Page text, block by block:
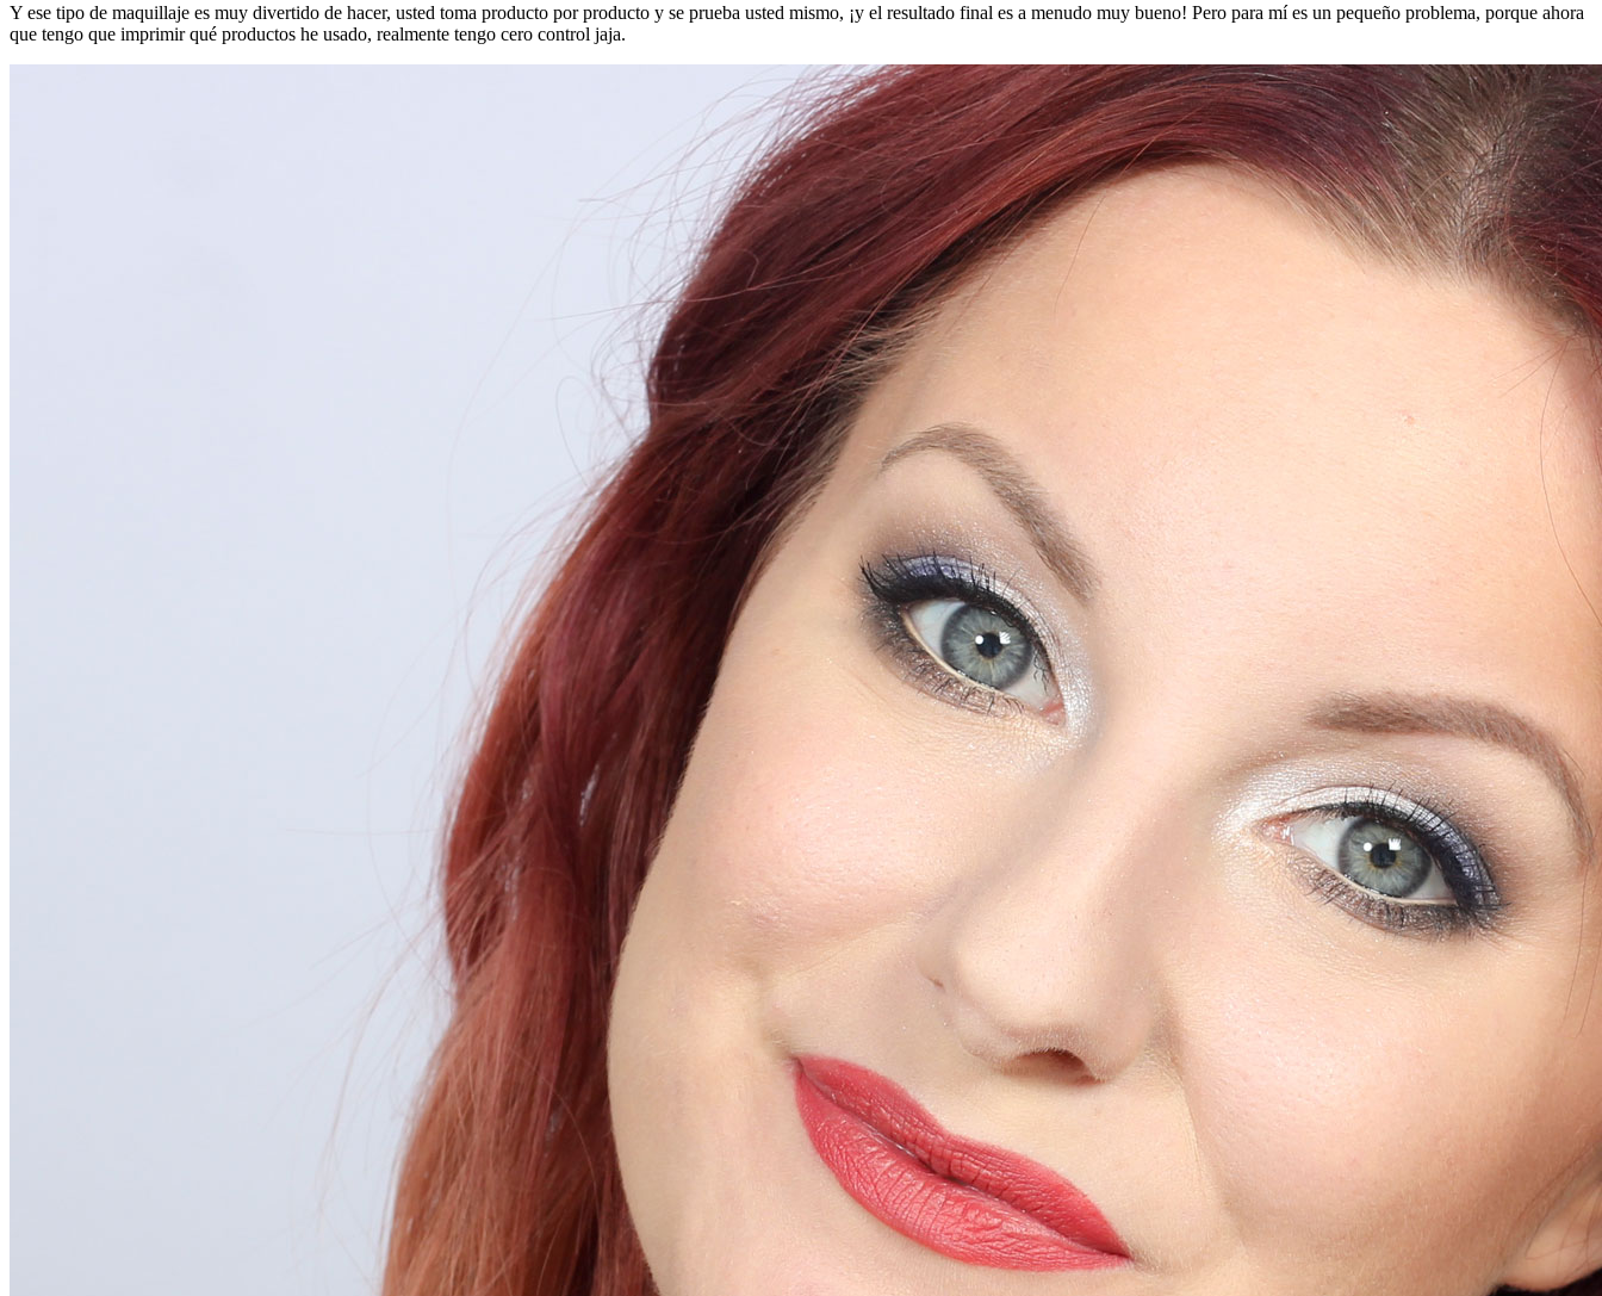
Y ese tipo de maquillaje es muy divertido de hacer, usted toma producto por producto y se prueba usted mismo, ¡y el resultado final es a menudo muy bueno! Pero para mí es un pequeño problema, porque ahora
que tengo que imprimir qué productos he usado, realmente tengo cero control jaja.